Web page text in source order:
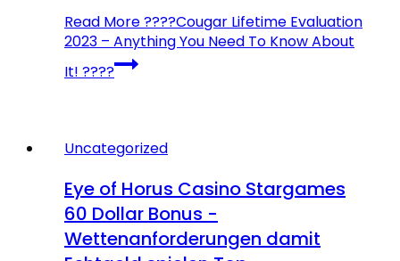
Read More????Cougar Lifetime Evaluation
2023 – Anything You Need To Know About
It! ????
Uncategorized
Eye of Horus Casino Stargames
60 Dollar Bonus -
Wettenanforderungen damit